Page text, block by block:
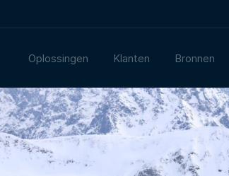
Oplossingen Klanten Bronnen